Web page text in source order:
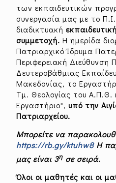
των εκπαιδευτικών
συνεργασία μας με το
διαδικτυακή
συμμετοχή. Η ημερίδα
Πατριαρχικό Ίδρυμα
Περιφερειακή Διεύθυνση
Δευτεροβάθμιας
Μακεδονίας, το
Τμ. Θεολογίας του Α.Π.Θ.
Εργαστήριο", υπό την
Πατριαρχείου.
Μπορείτε να
https://rb.gy/ktuhw8Η
μας είναι 3η σε σειρά.
Όλοι οι μαθητές και οι